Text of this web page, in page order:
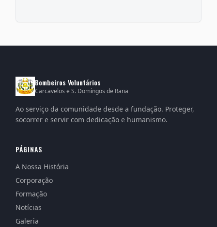
Bombeiros Voluntários
Carcavelos e S. Domingos de Rana
Ao serviço da comunidade desde a fundação. Proteger,
socorrer e servir com dedicação e humanismo.
PÁGINAS
A Nossa História
Corporação
Formação
Notícias
Galeria